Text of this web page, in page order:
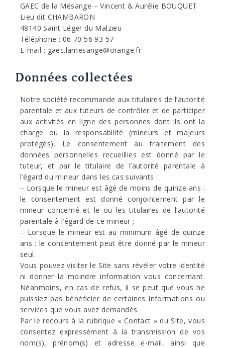
GAEC de la Mésange – Vincent & Aurélie BOUQUET
Lieu dit CHAMBARON
48140 Saint Léger du Malzieu
Téléphone : 06 70 56 93 57
E-mail : gaec.lamesange@orange.fr
Données collectées
Notre société recommande aux titulaires de l’autorité
parentale et aux tuteurs de contrôler et de participer
aux activités en ligne des personnes dont ils ont la
charge ou la responsabilité (mineurs et majeurs
protégés). Le consentement au traitement des
données personnelles recueillies est donné par le
tuteur, et par le titulaire de l’autorité parentale à
l’égard du mineur dans les cas suivants :
– Lorsque le mineur est âgé de moins de quinze ans :
le consentement est donné conjointement par le
mineur concerné et le ou les titulaires de l’autorité
parentale à l’égard de ce mineur ;
– Lorsque le mineur est au minimum âgé de quinze
ans : le consentement peut être donné par le mineur
seul.
Vous pouvez visiter le Site sans révéler votre identité
ni donner la moindre information vous concernant.
Néanmoins, en cas de refus, il se peut que vous ne
puissiez pas bénéficier de certaines informations ou
services que vous avez demandés.
Par le recours à la rubrique « Contact » du Site, vous
consentez expressément à la transmission de vos
nom(s), prénom(s) et adresse e-mail, ainsi que